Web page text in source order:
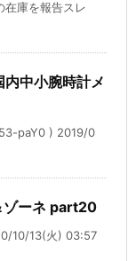
在庫を報告スレ
内中小腕時計メ
paY0 ) 2019/0
ゾーネ part20
10/13(火) 03:57